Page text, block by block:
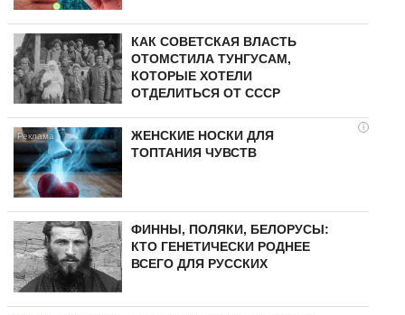
КАК СОВЕТСКАЯ ВЛАСТЬ
ОТОМСТИЛА ТУНГУCAМ,
КОТОРЫЕ ХОТЕЛИ
ОТДЕЛИТЬСЯ ОТ СССР
i
ЖЕНСКИЕ НОСКИ ДЛЯ
ТОПТАНИЯ ЧУВСТВ
ФИННЫ, ПОЛЯКИ, БЕЛОРУСЫ:
КТО ГЕНЕТИЧЕСКИ РОДНЕЕ
ВСЕГО ДЛЯ РУССКИХ